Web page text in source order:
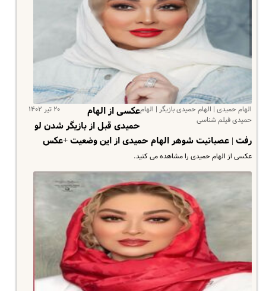
الهام حمیدی | الهام حمیدی بازیگر | الهام
حمیدی فیلم شناسی
۲۰ تیر ۱۴۰۲
عکسی از الهام
حمیدی قبل از بازیگر شدن لو
رفت | عصبانیت شوهر الهام حمیدی از این وضعیت +عکس
عکسی از الهام حمیدی را مشاهده می کنید.